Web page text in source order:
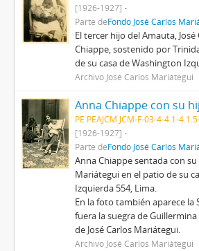
[1926-1927]
Parte deFondo José Carlos
El tercer hijo del Amauta,
Chiappe, sostenido por
de su casa de Washington
Archivo José Carlos Mariátegui
PE PEAJCM JCM-F-03-4-4.1-
[1926-1927]
Parte deFondo José Carlos
Anna Chiappe sentada con
Mariátegui en el patio de su
Izquierda 554, Lima.
En la foto también aparece la
fuera la suegra de
de José Carlos Mariátegui.
Archivo José Carlos Mariátegui